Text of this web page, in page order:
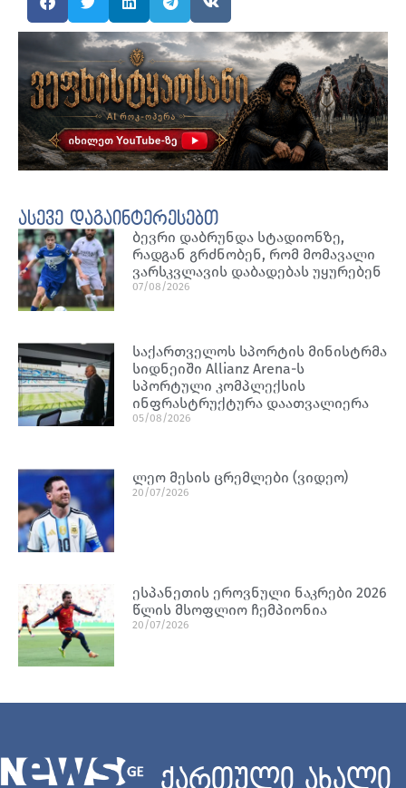
ასევე დაგაინტერესებთ
ბევრი დაბრუნდა სტადიონზე,
რადგან გრძნობენ, რომ მომავალი
ვარსკვლავის დაბადებას უყურებენ
07/08/2026
საქართველოს სპორტის მინისტრმა
სიდნეიში Allianz Arena-ს
სპორტული კომპლექსის
ინფრასტრუქტურა დაათვალიერა
05/08/2026
ლეო მესის ცრემლები (ვიდეო)
20/07/2026
ესპანეთის ეროვნული ნაკრები 2026
წლის მსოფლიო ჩემპიონია
20/07/2026
ქართული ახალი